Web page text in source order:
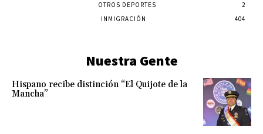
OTROS DEPORTES
2
INMIGRACIÓN
404
Nuestra Gente
Hispano recibe distinción “El Quijote de la
Mancha”